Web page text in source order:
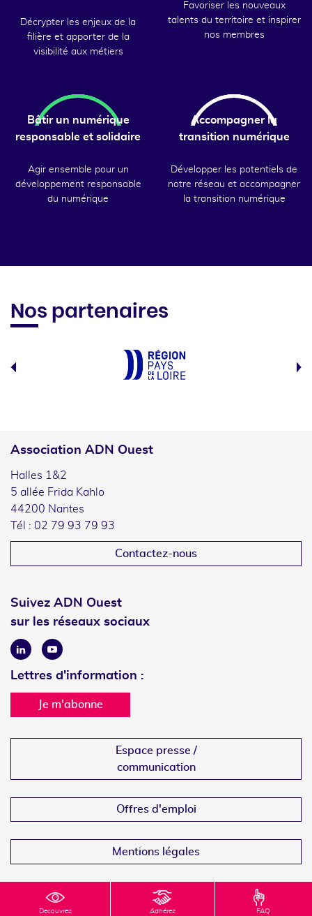
Decouvrez Adhérez FAQ
Décrypter les enjeux de la
filière et apporter de la
visibilité aux métiers
Favoriser les nouveaux
talents du territoire et inspirer
nos membres
Bâtir un numérique
responsable et solidaire
Agir ensemble pour un
développement responsable
du numérique
Accompagner la
transition numérique
Développer les potentiels de
notre réseau et accompagner
la transition numérique
Nos partenaires
Association ADN Ouest
Halles 1&2
5 allée Frida Kahlo
44200 Nantes
Tél : 02 79 93 79 93
Contactez-nous
Suivez ADN Ouest
sur les réseaux sociaux
LinkedinYoutube
Lettres d'information :
Je m'abonne
Espace presse /
communication
Offres d'emploi
Mentions légales